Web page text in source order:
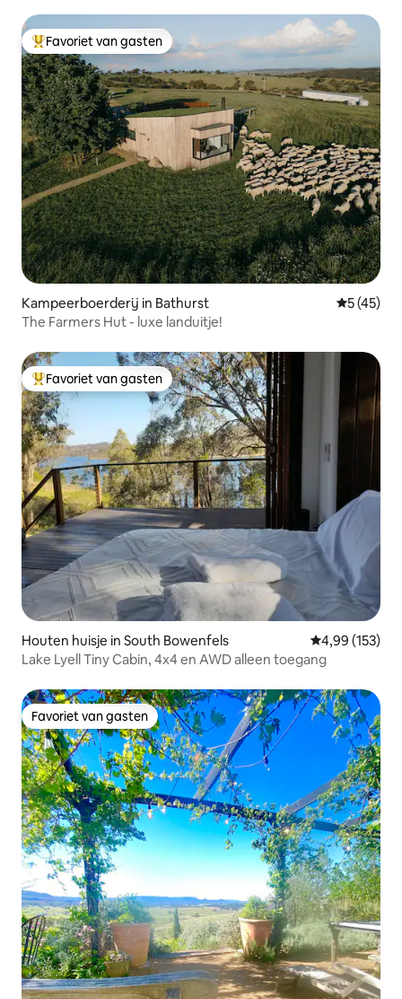
Topfavoriet van gasten
Favoriet van gasten
Kampeerboerderij in Bathurst
5 (45)
The Farmers Hut - luxe landuitje!
Topfavoriet van gasten
Favoriet van gasten
Houten huisje in South Bowenfels Gemiddelde
4,99 (153)
Lake Lyell Tiny Cabin, 4x4 en AWD alleen toegang
Favoriet van gasten
Favoriet van gasten